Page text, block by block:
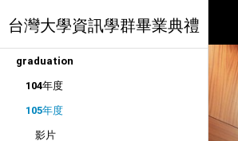
台灣大學資訊學群畢業典禮
graduation
104年度
105年度
影片